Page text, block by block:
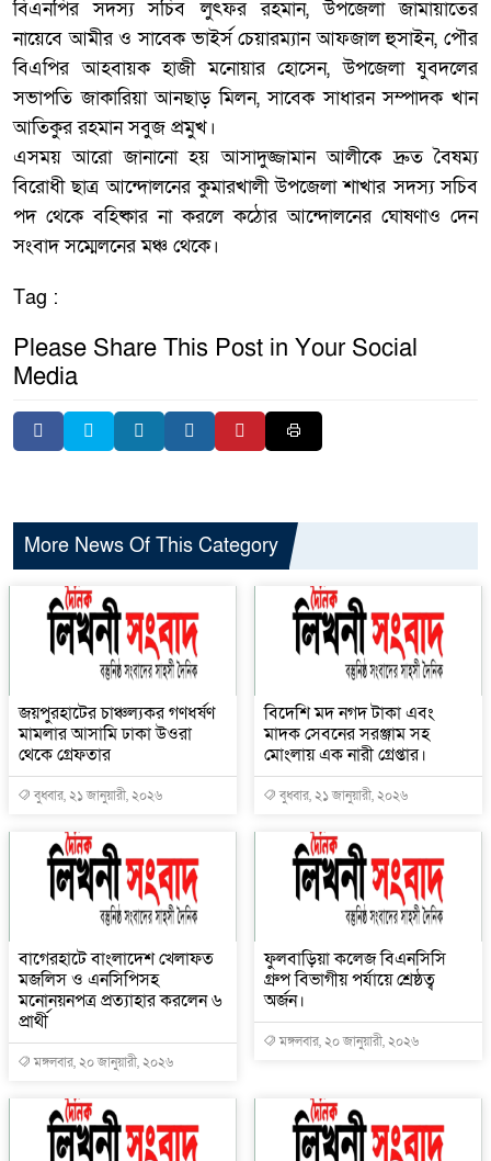
বিএনপির সদস্য সচিব লুৎফর রহমান, উপজেলা জামায়াতের
নায়েবে আমীর ও সাবেক ভাইর্স চেয়ারম্যান আফজাল হুসাইন, পৌর
বিএপির আহবায়ক হাজী মনোয়ার হোসেন, উপজেলা যুবদলের
সভাপতি জাকারিয়া আনছাড় মিলন, সাবেক সাধারন সম্পাদক খান
আতিকুর রহমান সবুজ প্রমুখ।
এসময় আরো জানানো হয় আসাদুজ্জামান আলীকে দ্রুত বৈষম্য
বিরোধী ছাত্র আন্দোলনের কুমারখালী উপজেলা শাখার সদস্য সচিব
পদ থেকে বহিষ্কার না করলে কঠোর আন্দোলনের ঘোষণাও দেন
সংবাদ সম্মেলনের মঞ্চ থেকে।
Tag :
Please Share This Post in Your Social
Media
More News Of This Category
জয়পুরহাটের চাঞ্চল্যকর গণধর্ষণ
মামলার আসামি ঢাকা উওরা
থেকে গ্রেফতার
বুধবার, ২১ জানুয়ারী, ২০২৬
বিদেশি মদ নগদ টাকা এবং
মাদক সেবনের সরঞ্জাম সহ
মোংলায় এক নারী গ্রেপ্তার।
বুধবার, ২১ জানুয়ারী, ২০২৬
বাগেরহাটে বাংলাদেশ খেলাফত
মজলিস ও এনসিপিসহ
মনোনয়নপত্র প্রত্যাহার করলেন ৬
প্রার্থী
মঙ্গলবার, ২০ জানুয়ারী, ২০২৬
ফুলবাড়িয়া কলেজ বিএনসিসি
গ্রুপ বিভাগীয় পর্যায়ে শ্রেষ্ঠত্ব
অর্জন।
মঙ্গলবার, ২০ জানুয়ারী, ২০২৬